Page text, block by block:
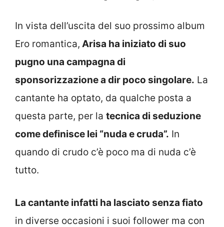
In vista dell’uscita del suo prossimo album
Ero romantica, Arisa ha iniziato di suo
pugno una campagna di
sponsorizzazione a dir poco singolare. La
cantante ha optato, da qualche posta a
questa parte, per la tecnica di seduzione
come definisce lei “nuda e cruda”. In
quando di crudo c’è poco ma di nuda c’è
tutto.
La cantante infatti ha lasciato senza fiato
in diverse occasioni i suoi follower ma con